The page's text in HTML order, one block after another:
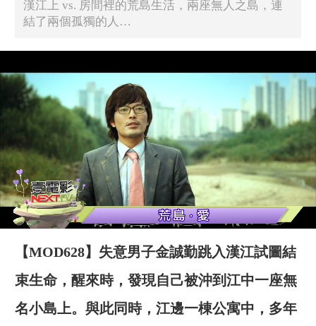
漢江上 vs. 房間裡的荒島生活，兩座無人之島，連
結了兩個孤獨的人…
【MOD628】失意男子金誠勤跳入漢江試圖結
束生命，醒來時，發現自己被沖到江中一座無
名小島上。與此同時，江邊一棟公寓中，多年